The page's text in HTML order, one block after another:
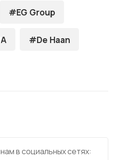
#EG Group
#De Haan
в социальных сетях: